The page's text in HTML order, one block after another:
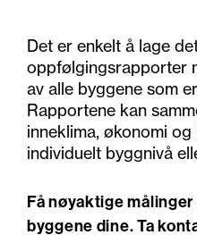
Det er enkelt å lage
oppfølgingsrapporter
av alle byggene som
Rapportene kan
inneklima, økonomi og
individuelt byggnivå
Få nøyaktige
byggene dine. Ta